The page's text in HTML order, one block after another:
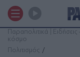
Παραπολιτικά |
κόσμο
Πολιτισμός